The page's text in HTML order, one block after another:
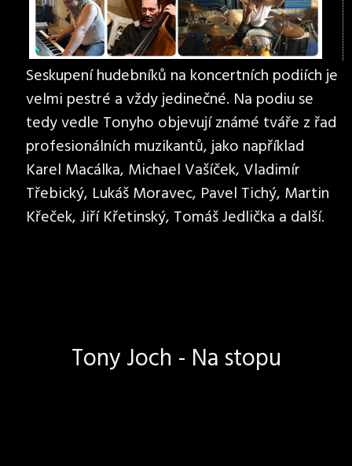
Seskupení hudebníků na koncertních podiích je
velmi pestré a vždy jedinečné. Na podiu se
tedy vedle Tonyho objevují známé tváře z řad
profesionálních muzikantů, jako například
Karel Macálka, Michael Vašíček, Vladimír
Třebický, Lukáš Moravec, Pavel Tichý, Martin
Křeček, Jiří Křetinský, Tomáš Jedlička a další.
Tony Joch - Na stopu